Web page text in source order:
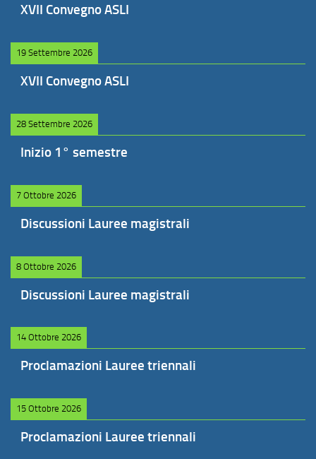
XVII Convegno ASLI
19 Settembre 2026
XVII Convegno ASLI
28 Settembre 2026
Inizio 1° semestre
7 Ottobre 2026
Discussioni Lauree magistrali
8 Ottobre 2026
Discussioni Lauree magistrali
14 Ottobre 2026
Proclamazioni Lauree triennali
15 Ottobre 2026
Proclamazioni Lauree triennali